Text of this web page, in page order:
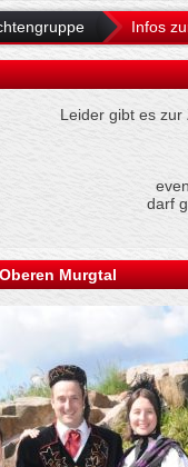
Infos
Leider gibt es zur
darf
Murgtal